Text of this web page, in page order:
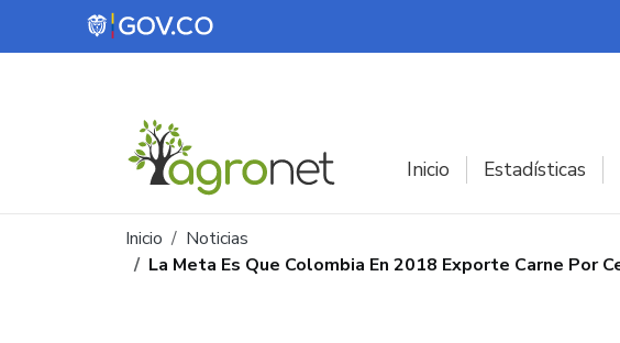
Pasar al contenido principal
Inicio Estadísticas
Ruta de navegación
Inicio
Noticias
La Meta Es Que Colombia En 2018 Exporte Carne